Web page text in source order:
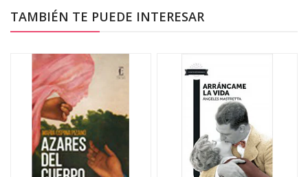
TAMBIÉN TE PUEDE INTERESAR